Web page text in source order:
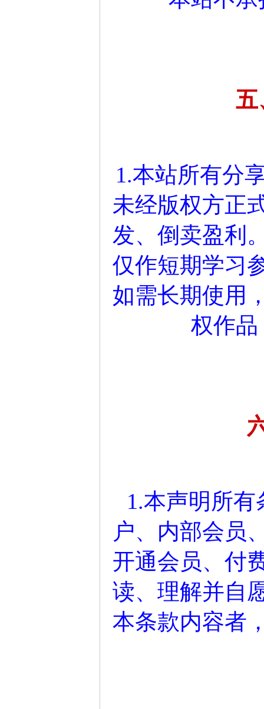
五
1.本站所有分
未经版权方正
发、倒卖盈利
仅作短期学习
如需长期使用
权作
1.本声明所
户、内部会员
开通会员、付
读、理解并自
本条款内容者